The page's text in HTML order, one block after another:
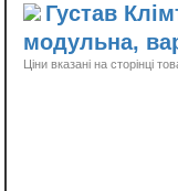
Густав
модульна,
Ціни вказані на сторінці